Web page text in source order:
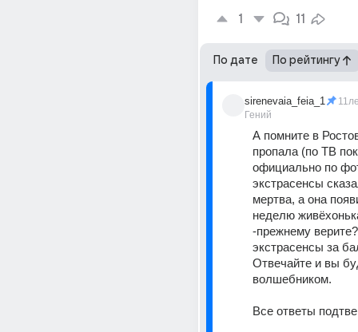
1 11
По дате По рейтингу
sirenevaia_feia_1
Гений
А помните в
пропала (по ТВ
официально по
экстрасенсы
мертва, а она
неделю
-прежнему
экстрасенсы за
Отвечайте и вы
волшебником.
Все ответы